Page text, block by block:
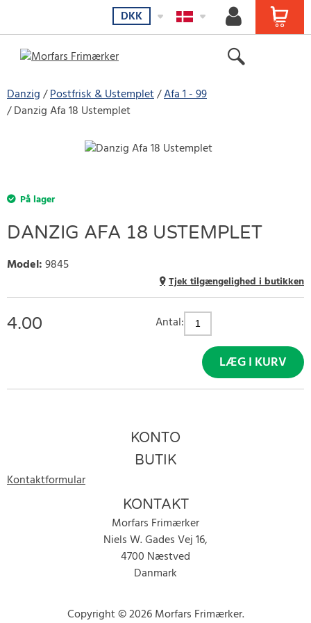
DKK
Danzig Postfrisk & Ustemplet Afa 1 - 99
Danzig Afa 18 Ustemplet
På lager
DANZIG AFA 18 USTEMPLET
Model:9845
Tjek tilgængelighed i butikken
4.00 Antal:
LÆG I KURV
KONTO
BUTIK
Kontaktformular
KONTAKT
Morfars Frimærker
Niels W. Gades Vej 16,
4700 Næstved
Danmark
Copyright © 2026 Morfars Frimærker.